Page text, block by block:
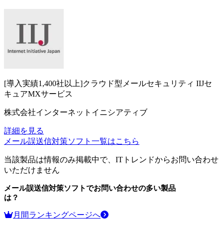
[導入実績1,400社以上]クラウド型メールセキュリティ IIJセ
キュアMXサービス
株式会社インターネットイニシアティブ
詳細を見る
メール誤送信対策ソフト 一覧はこちら
当該製品は情報のみ掲載中で、ITトレンドからお問い合わせ
いただけません
メール誤送信対策ソフトでお問い合わせの多い製品
は？
月間ランキングページへ